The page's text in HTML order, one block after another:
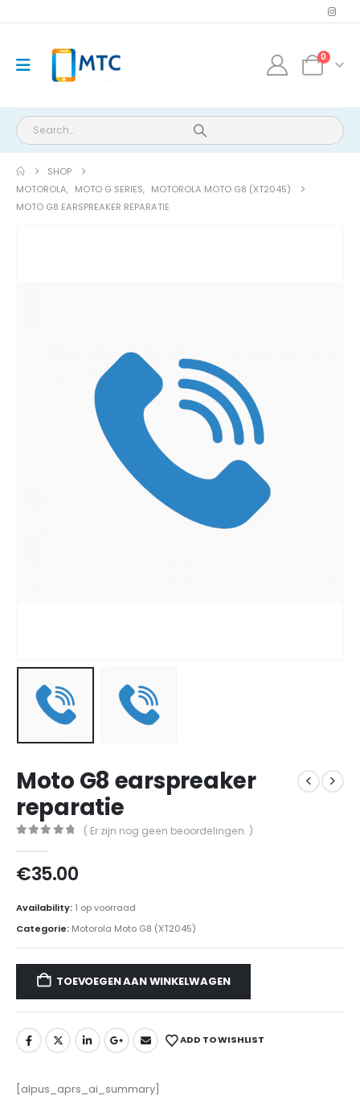
0
SHOP
MOTOROLA, MOTO G SERIES, MOTOROLA MOTO G8 (XT2045)
MOTO G8 EARSPREAKER REPARATIE
Moto G8 earspreaker
reparatie
( Er zijn nog geen beoordelingen. )
€35.00
Availability: 1 op voorraad
Categorie: Motorola Moto G8 (XT2045)
TOEVOEGEN AAN WINKELWAGEN
ADD TO WISHLIST
[alpus_aprs_ai_summary]